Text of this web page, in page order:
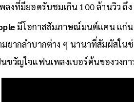
ลงที่มียอดรับชมเกิน 100 ล้านวิว ถึ
มีโอกาสสัมภาษณ์มนต์แคน แก่
มยากลำบากต่าง ๆ นานาที่สัมผัสใน
ขวัญใจแฟนเพลงเบอร์ต้นของวงก